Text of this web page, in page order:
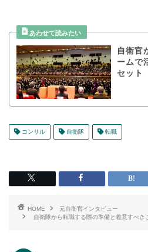
自衛官
ームで
セット
コンサル 自衛隊 転職
HOME
元自衛官インタビュー
自衛隊から転職する際の準備と着意すべき